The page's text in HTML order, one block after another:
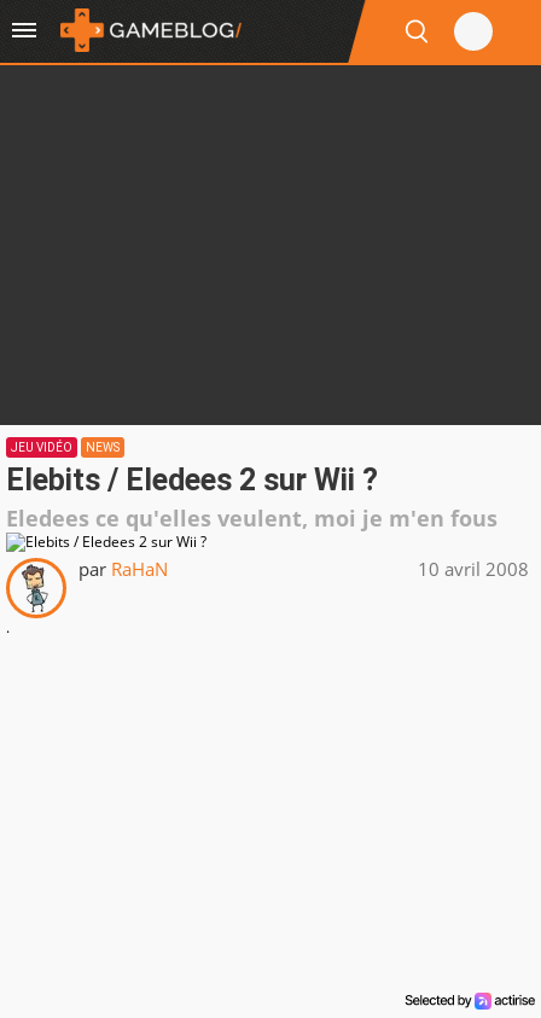
JEU VIDÉO NEWS
Elebits / Eledees 2 sur Wii ?
Eledees ce qu'elles veulent, moi je m'en fous
par RaHaN 10 avril 2008
.